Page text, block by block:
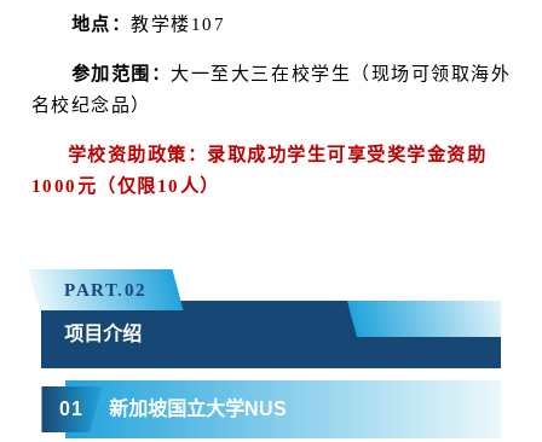
地点：教学楼107
参加范围： 大一至大三在校学生（现场可领取海外
名校纪念品）
学校资助政策：录取成功学生可享受奖学金资助
1000元（仅限10人）
PART.02
项目介绍
01 新加坡国立大学NUS